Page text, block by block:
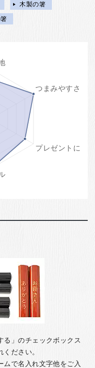
木製の箸
る」のチェックボックス
ださい。
ムで名入れ文字他をご入